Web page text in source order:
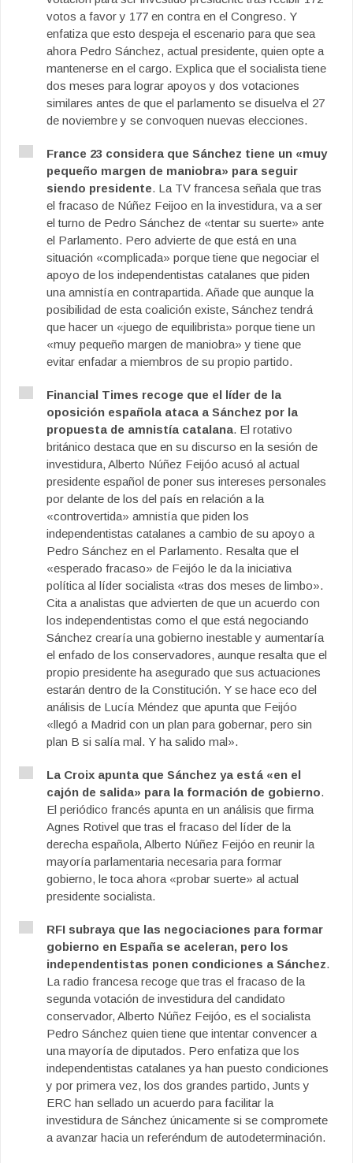
votos a favor y 177 en contra en el Congreso. Y
enfatiza que esto despeja el escenario para que sea
ahora Pedro Sánchez, actual presidente, quien opte a
mantenerse en el cargo. Explica que el socialista tiene
dos meses para lograr apoyos y dos votaciones
similares antes de que el parlamento se disuelva el 27
de noviembre y se convoquen nuevas elecciones.
France 23 considera que Sánchez tiene un «muy
pequeño margen de maniobra» para seguir
siendo presidente. La TV francesa señala que tras
el fracaso de Núñez Feijoo en la investidura, va a ser
el turno de Pedro Sánchez de «tentar su suerte» ante
el Parlamento. Pero advierte de que está en una
situación «complicada» porque tiene que negociar el
apoyo de los independentistas catalanes que piden
una amnistía en contrapartida. Añade que aunque la
posibilidad de esta coalición existe, Sánchez tendrá
que hacer un «juego de equilibrista» porque tiene un
«muy pequeño margen de maniobra» y tiene que
evitar enfadar a miembros de su propio partido.
Financial Times recoge que el líder de la
oposición española ataca a Sánchez por la
propuesta de amnistía catalana. El rotativo
británico destaca que en su discurso en la sesión de
investidura, Alberto Núñez Feijóo acusó al actual
presidente español de poner sus intereses personales
por delante de los del país en relación a la
«controvertida» amnistía que piden los
independentistas catalanes a cambio de su apoyo a
Pedro Sánchez en el Parlamento. Resalta que el
«esperado fracaso» de Feijóo le da la iniciativa
política al líder socialista «tras dos meses de limbo».
Cita a analistas que advierten de que un acuerdo con
los independentistas como el que está negociando
Sánchez crearía una gobierno inestable y aumentaría
el enfado de los conservadores, aunque resalta que el
propio presidente ha asegurado que sus actuaciones
estarán dentro de la Constitución. Y se hace eco del
análisis de Lucía Méndez que apunta que Feijóo
«llegó a Madrid con un plan para gobernar, pero sin
plan B si salía mal. Y ha salido mal».
La Croix apunta que Sánchez ya está «en el
cajón de salida» para la formación de gobierno.
El periódico francés apunta en un análisis que firma
Agnes Rotivel que tras el fracaso del líder de la
derecha española, Alberto Núñez Feijóo en reunir la
mayoría parlamentaria necesaria para formar
gobierno, le toca ahora «probar suerte» al actual
presidente socialista.
RFI subraya que las negociaciones para formar
gobierno en España se aceleran, pero los
independentistas ponen condiciones a Sánchez.
La radio francesa recoge que tras el fracaso de la
segunda votación de investidura del candidato
conservador, Alberto Núñez Feijóo, es el socialista
Pedro Sánchez quien tiene que intentar convencer a
una mayoría de diputados. Pero enfatiza que los
independentistas catalanes ya han puesto condiciones
y por primera vez, los dos grandes partido, Junts y
ERC han sellado un acuerdo para facilitar la
investidura de Sánchez únicamente si se compromete
a avanzar hacia un referéndum de autodeterminación.